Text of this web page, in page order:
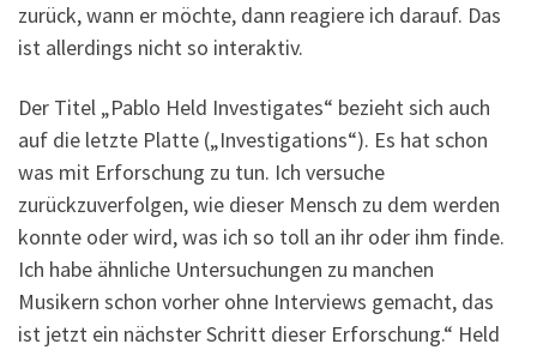
zurück, wann er möchte, dann reagiere ich darauf. Das
ist allerdings nicht so interaktiv.
Der Titel „Pablo Held Investigates“ bezieht sich auch
auf die letzte Platte („Investigations“). Es hat schon
was mit Erforschung zu tun. Ich versuche
zurückzuverfolgen, wie dieser Mensch zu dem werden
konnte oder wird, was ich so toll an ihr oder ihm finde.
Ich habe ähnliche Untersuchungen zu manchen
Musikern schon vorher ohne Interviews gemacht, das
ist jetzt ein nächster Schritt dieser Erforschung.“ Held